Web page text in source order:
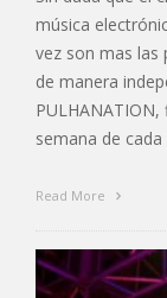
música
vez son mas las
de manera
semana de
Read More